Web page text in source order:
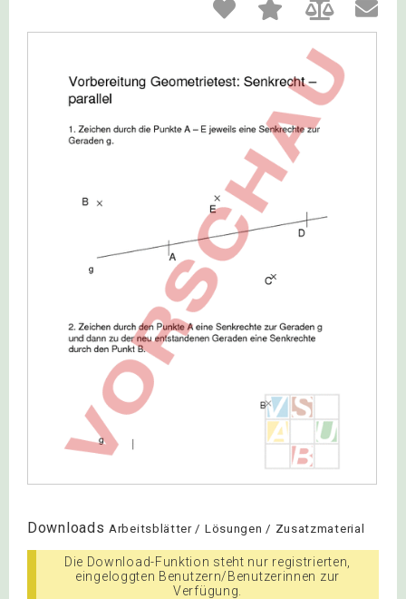
Downloads Arbeitsblätter / Lösungen / Zusatzmaterial
Die Download-Funktion steht nur registrierten,
eingeloggten Benutzern/Benutzerinnen zur
Verfügung.